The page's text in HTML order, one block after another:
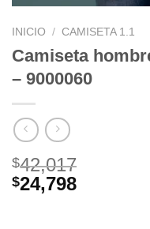
INICIO / CAMISETA 1.1
Camiseta
– 9000060
$42,017
$24,798